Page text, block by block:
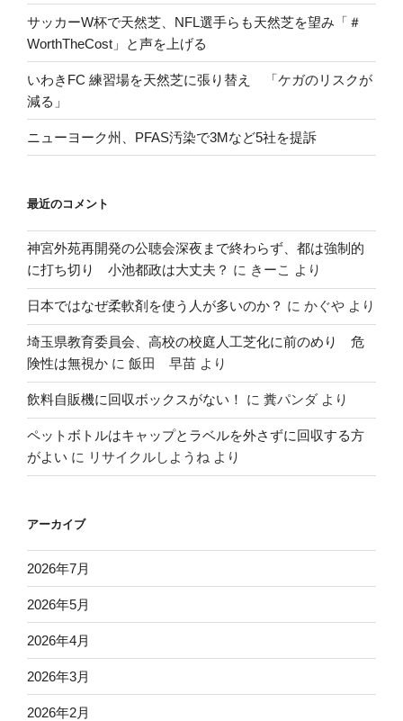
サッカーW杯で天然芝、NFL選手らも天然芝を望み「＃
WorthTheCost」と声を上げる
いわきFC 練習場を天然芝に張り替え 「ケガのリスクが
減る」
ニューヨーク州、PFAS汚染で3Mなど5社を提訴
最近のコメント
神宮外苑再開発の公聴会深夜まで終わらず、都は強制的
に打ち切り 小池都政は大丈夫？ に きーこ より
日本ではなぜ柔軟剤を使う人が多いのか？ に かぐや より
埼玉県教育委員会、高校の校庭人工芝化に前のめり 危
険性は無視か に 飯田 早苗 より
飲料自販機に回収ボックスがない！ に 糞パンダ より
ペットボトルはキャップとラベルを外さずに回収する方
がよい に リサイクルしようね より
アーカイブ
2026年7月
2026年5月
2026年4月
2026年3月
2026年2月